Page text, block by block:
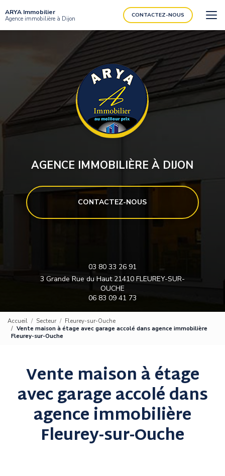
au
contenu
principal
ARYA Immobilier
Agence immobilière à Dijon CONTACTEZ-NOUS
AGENCE IMMOBILIÈRE À DIJON
CONTACTEZ-NOUS
03 80 33 26 91
3 Grande Rue du Haut 21410 FLEUREY-SUR-
OUCHE
06 83 09 41 73
Accueil Secteur
Fleurey-sur-Ouche
Vente maison à étage avec garage accolé dans agence immobilière
Fleurey-sur-Ouche
Vente maison à étage
avec garage accolé dans
agence immobilière
Fleurey-sur-Ouche